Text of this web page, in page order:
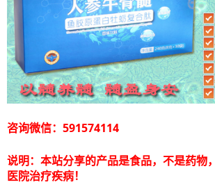
咨询微信：591574114
说明：本站分享的产品是食品，不是药物
医院治疗疾病！